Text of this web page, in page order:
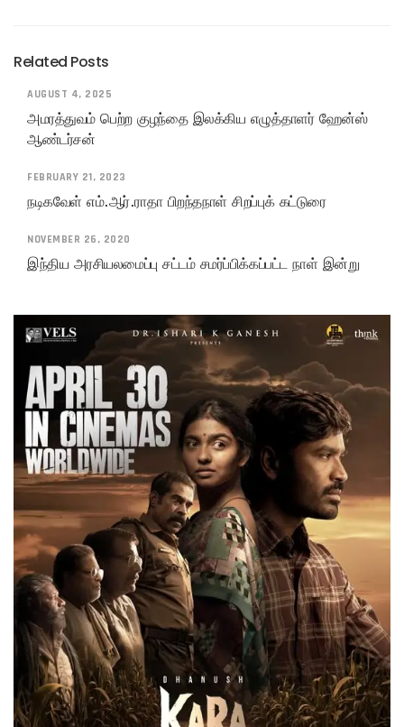
Related Posts
AUGUST 4, 2025
அமரத்துவம் பெற்ற குழந்தை இலக்கிய எழுத்தாளர் ஹேன்ஸ்
ஆண்டர்சன்
FEBRUARY 21, 2023
நடிகவேள் எம்.ஆர்.ராதா பிறந்தநாள் சிறப்புக் கட்டுரை
NOVEMBER 26, 2020
இந்திய அரசியலமைப்பு சட்டம் சமர்ப்பிக்கப்பட்ட நாள் இன்று